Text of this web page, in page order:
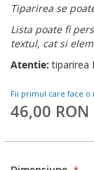
Tiparirea se
Lista poate fi
textul, cat si
Atentie:tiparirea
Fii primul care face
46,00 RON